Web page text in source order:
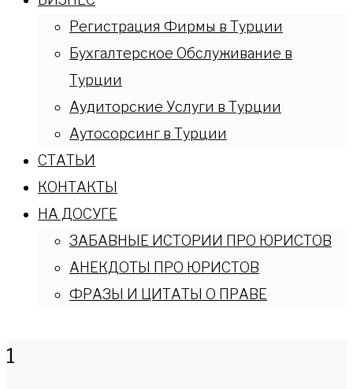
Регистрация Фирмы в Турции
Бухгалтерское Обслуживание в
Турции
Аудиторские Услуги в Турции
Аутосорсинг в Турции
СТАТЬИ
КОНТАКТЫ
НА ДОСУГЕ
ЗАБАВНЫЕ ИСТОРИИ ПРО ЮРИСТОВ
АНЕКДОТЫ ПРО ЮРИСТОВ
ФРАЗЫ И ЦИТАТЫ О ПРАВЕ
1